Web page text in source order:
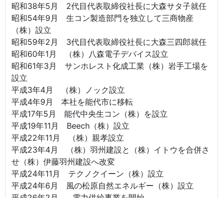
昭和38年5月 2代目代表取締役社長に大森サタ子就任
昭和54年9月 生コン製造部門を独立して三商物産
（株）設立
昭和59年2月 3代目代表取締役社長に大森三四郎就任
昭和60年1月 （株）八森電子デバイス設立
昭和61年3月 サンホレスト化成工業（株）岩手工場を
設立
平成3年4月 （株）ノック設立
平成4年9月 本社を能代市に移転
平成17年5月 能代中央生コン（株）を設立
平成19年11月 Beech（株）設立
平成22年11月 （株）親孝設立
平成23年4月 （株）羽州建設と（株）イトウを合併さ
せ（株）伊藤羽州建設へ改変
平成24年11月 テクノクイーン（株）設立
平成24年6月 風の松原自然エネルギー（株）設立